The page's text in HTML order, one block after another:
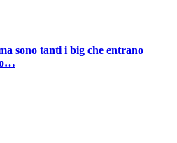
sono tanti i big che entrano